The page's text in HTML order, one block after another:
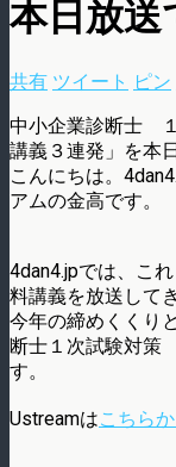
本日放送
共有 ツイート ピン
中小企業診断士
講義３連発」を本
こんにちは。
アムの金高です。
4dan4.jpでは、こ
料講義を放送して
今年の締めくくり
断士１次試験対策
す。
Ustreamはこちら